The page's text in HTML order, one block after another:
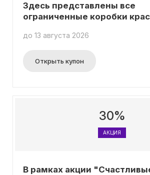
Здесь представлены все
ограниченные коробки
до 13 августа 2026
Открыть купон
30%
АКЦИЯ
В рамках акции